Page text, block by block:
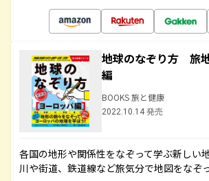
地球のなぞり方 旅
編
BOOKS 旅と健康
2022.10.14 発売
各国の地形や関係性をなぞって学ぶ新しい
川や街道、鉄道線など旅気分で地図をなぞ